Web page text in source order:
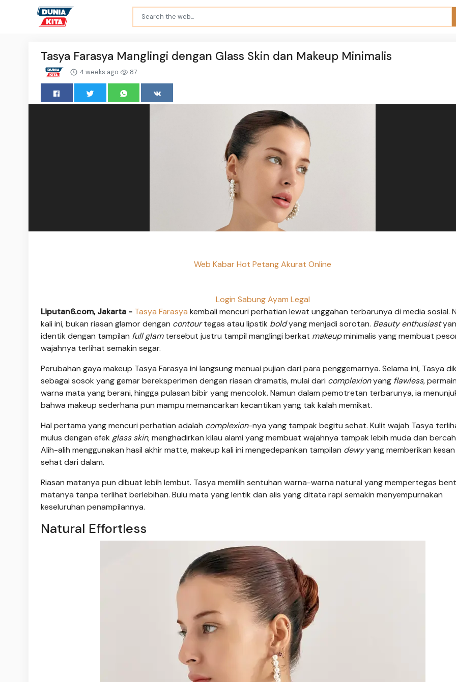
Tasya Farasya Manglingi dengan Glass Skin dan Makeup Minimalis
4 weeks ago 87
Web Kabar Hot Petang Akurat Online
Login Sabung Ayam Legal
Liputan6.com, Jakarta - Tasya Farasya kembali mencuri perhatian lewat unggahan terbarunya di media sosial.
kali ini, bukan riasan glamor dengan contourtegas atau lipstik boldyang menjadi sorotan. Beauty enthusiast
identik dengan tampilan full glamtersebut justru tampil manglingi berkat makeupminimalis yang membuat
wajahnya terlihat semakin segar.
Perubahan gaya makeup Tasya Farasya ini langsung menuai pujian dari para penggemarnya. Selama ini, Tasya
sebagai sosok yang gemar bereksperimen dengan riasan dramatis, mulai dari complexionyang flawless,
warna mata yang berani, hingga pulasan bibir yang mencolok. Namun dalam pemotretan terbarunya, ia
bahwa makeup sederhana pun mampu memancarkan kecantikan yang tak kalah memikat.
Hal pertama yang mencuri perhatian adalah complexion-nya yang tampak begitu sehat. Kulit wajah Tasya
mulus dengan efek glass skin, menghadirkan kilau alami yang membuat wajahnya tampak lebih muda dan
Alih-alih menggunakan hasil akhir matte, makeup kali ini mengedepankan tampilan dewyyang memberikan
sehat dari dalam.
Riasan matanya pun dibuat lebih lembut. Tasya memilih sentuhan warna-warna natural yang mempertegas
matanya tanpa terlihat berlebihan. Bulu mata yang lentik dan alis yang ditata rapi semakin menyempurnakan
keseluruhan penampilannya.
Natural Effortless